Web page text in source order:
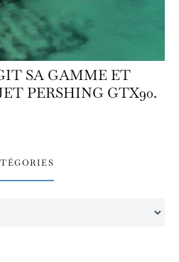
SA GAMME ET
PERSHING GTX90.